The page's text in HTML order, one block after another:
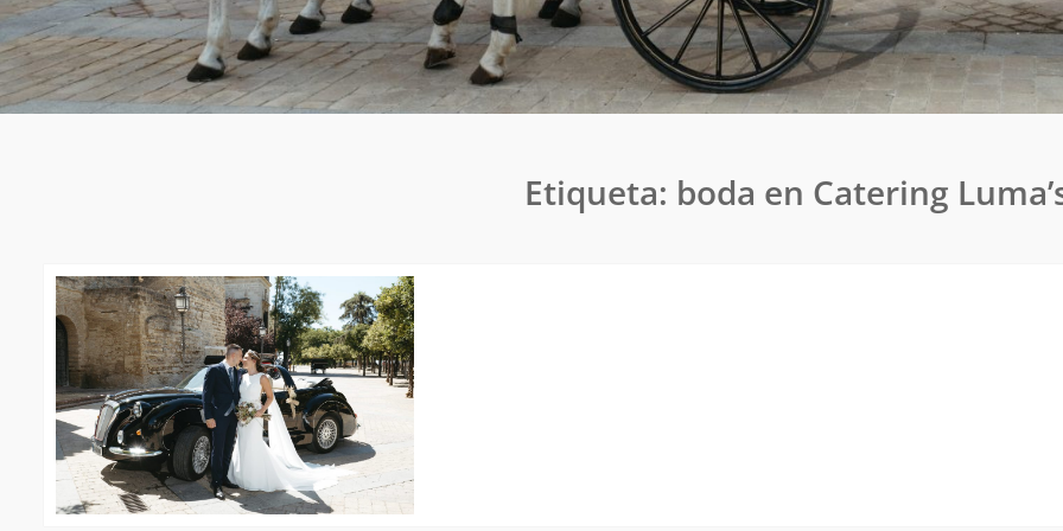
Etiqueta: boda en Catering